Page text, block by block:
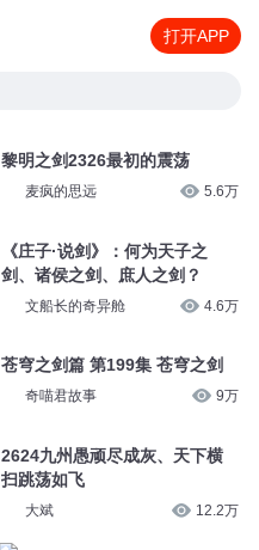
打开APP
黎明之剑2326最初的震荡
麦疯的思远 5.6万
《庄子·说剑》：何为天子之
剑、诸侯之剑、庶人之剑？
文船长的奇异舱 4.6万
苍穹之剑篇 第199集 苍穹之剑
奇喵君故事 9万
2624九州愚顽尽成灰、天下横
扫跳荡如飞
大斌 12.2万